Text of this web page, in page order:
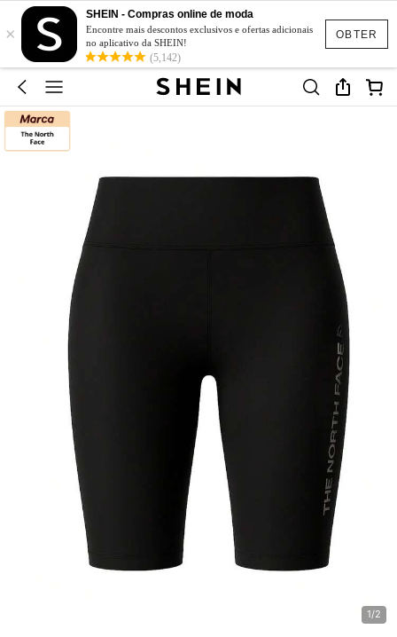
OBTER
×
SHEIN - Compras online de moda
Encontre mais descontos exclusivos e ofertas adicionais
no aplicativo da SHEIN!
(5,142)
1/2